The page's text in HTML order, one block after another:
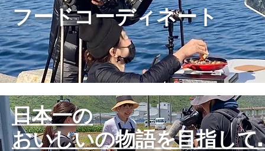
​フードコーディネート
日本一の
おいしいの物語を​目指して.